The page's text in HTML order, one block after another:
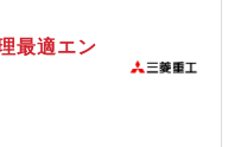
最適エン